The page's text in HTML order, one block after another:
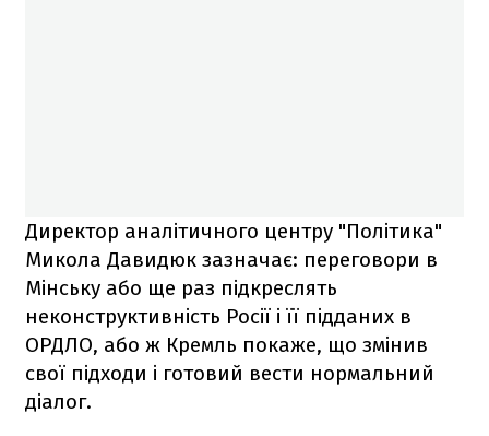
Директор аналітичного центру "Політика"
Микола Давидюк зазначає: переговори в
Мінську або ще раз підкреслять
неконструктивність Росії і її підданих в
ОРДЛО, або ж Кремль покаже, що змінив
свої підходи і готовий вести нормальний
діалог.